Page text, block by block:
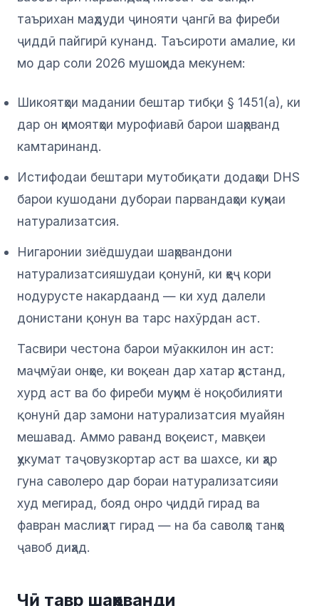
таърихан маҳдуди ҷинояти ҷангӣ ва фиреби
ҷиддӣ пайгирӣ кунанд. Таъсироти амалие, ки
мо дар соли 2026 мушоҳида мекунем:
Шикоятҳои мадании бештар тибқи § 1451(a), ки
дар он ҳимоятҳои мурофиавӣ барои шаҳрванд
камтаринанд.
Истифодаи бештари мутобиқати додаҳои DHS
барои кушодани дубораи парвандаҳои куҳнаи
натурализатсия.
Нигаронии зиёдшудаи шаҳрвандони
натурализатсияшудаи қонунӣ, ки ҳеҷ кори
нодурусте накардаанд — ки худ далели
донистани қонун ва тарс нахӯрдан аст.
Тасвири честона барои мӯаккилон ин аст:
маҷмӯаи онҳое, ки воқеан дар хатар ҳастанд,
хурд аст ва бо фиреби муҳим ё ноқобилияти
қонунӣ дар замони натурализатсия муайян
мешавад. Аммо раванд воқеист, мавқеи
ҳукумат таҷовузкортар аст ва шахсе, ки ҳар
гуна саволеро дар бораи натурализатсияи
худ мегирад, бояд онро ҷиддӣ гирад ва
фавран маслиҳат гирад — на ба саволҳо танҳо
ҷавоб диҳад.
Чӣ тавр шаҳрванди